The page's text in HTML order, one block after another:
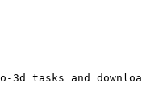
tasks and